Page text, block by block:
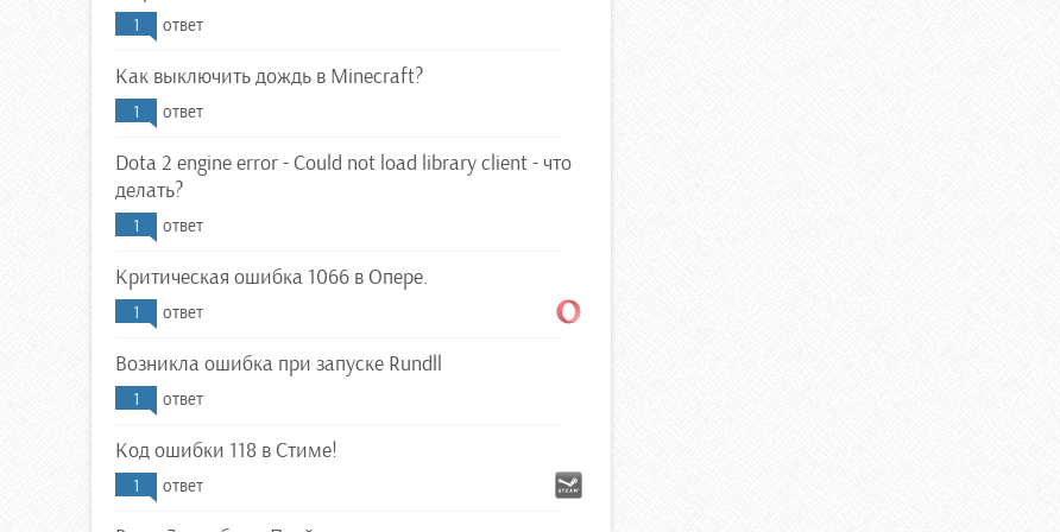
1 ответ
Как выключить дождь в Minecraft?
1 ответ
Dota 2 engine error - Could not load library client - что
делать?
1 ответ
Критическая ошибка 1066 в Опере.
1 ответ
Возникла ошибка при запуске Rundll
1 ответ
Код ошибки 118 в Стиме!
1 ответ